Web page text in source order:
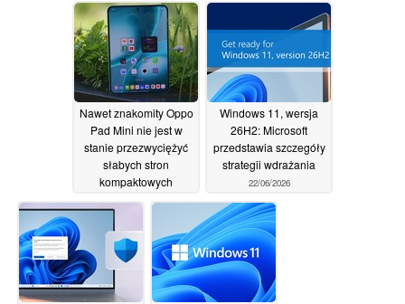
Nawet znakomity Oppo
Pad Mini nie jest w
stanie przezwyciężyć
słabych stron
kompaktowych
22/06/2026
Windows 11, wersja
26H2: Microsoft
przedstawia szczegóły
strategii wdrażania
22/06/2026